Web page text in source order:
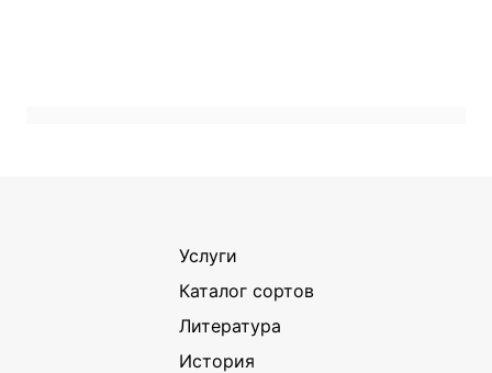
Услуги
Каталог сортов
Литература
История